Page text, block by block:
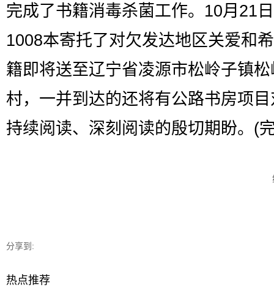
完成了书籍消毒杀菌工作。10月21
1008本寄托了对欠发达地区关爱和
籍即将送至辽宁省凌源市松岭子镇
村，一并到达的还将有公路书房项
持续阅读、深刻阅读的殷切期盼。(
分享到:
热点推荐